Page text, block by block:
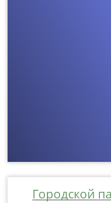
Городской